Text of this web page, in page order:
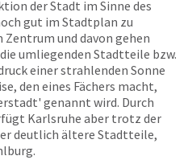
der Stadt im Sinne des
gut im Stadtplan zu
Zentrum und davon gehen
umliegenden Stadtteile bzw.
einer strahlenden Sonne
den eines Fächers macht,
genannt wird. Durch
Karlsruhe aber trotz der
deutlich ältere Stadtteile,